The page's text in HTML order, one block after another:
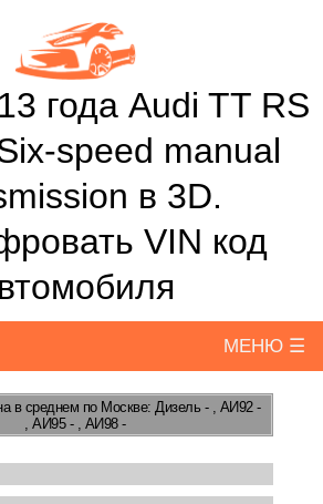
года Audi TT RS
speed manual
в 3D.
VIN код
МЕНЮ ☰
в среднем по Москве: Дизель - , АИ92 -
, АИ95 - , АИ98 -